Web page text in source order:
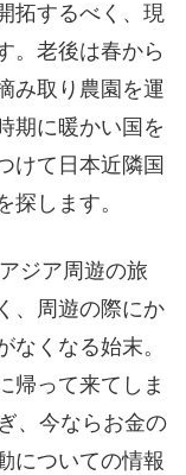
拓するべく、現
。老後は春から
み取り農園を運
期に暖かい国を
けて日本近隣国
探します。
ジア周遊の旅
、周遊の際にか
なくなる始末。
帰って来てしま
、今ならお金の
についての情報